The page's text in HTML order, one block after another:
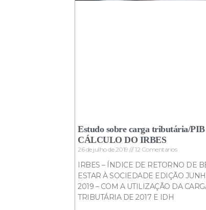
Estudo sobre carga tributária/
CÁLCULO DO IRBES
26 de julho de 2019 12 Comentários
IRBES – ÍNDICE DE RETORNO DE
ESTAR À SOCIEDADE EDIÇÃO
2019 – COM A UTILIZAÇÃO DA
TRIBUTÁRIA DE 2017 E IDH